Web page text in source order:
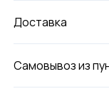
Доставка
Самовывоз из